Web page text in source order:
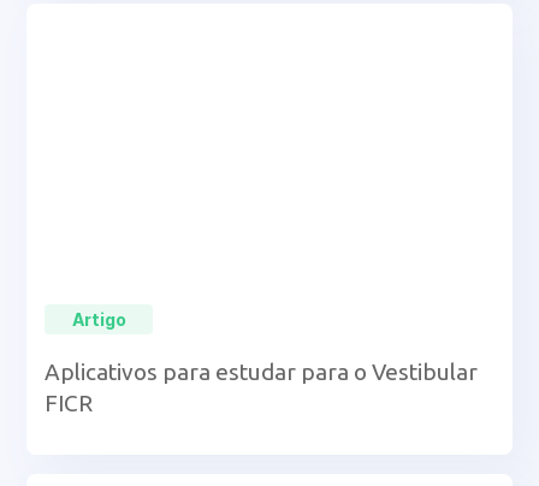
Artigo
Aplicativos para estudar para o Vestibular
FICR